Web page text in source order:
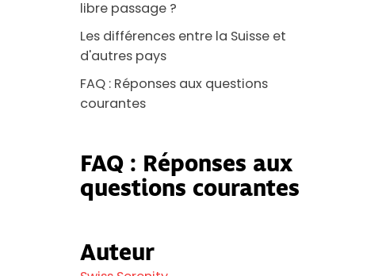
libre passage ?
Les différences entre la Suisse et
d'autres pays
FAQ : Réponses aux questions
courantes
FAQ : Réponses aux
questions courantes
Auteur